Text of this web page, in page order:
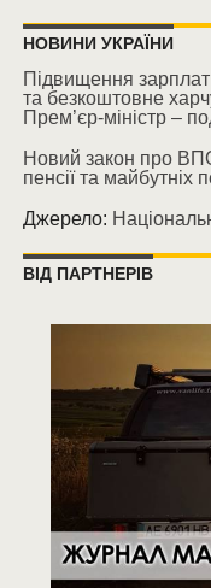
НОВИНИ УКРАЇНИ
Підвищення зарплат
та безкоштовне
Прем’єр-міністр –
Новий закон про
пенсії та майбутніх
Джерело:
ВІД ПАРТНЕРІВ